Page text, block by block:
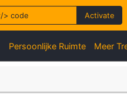
Activate
Persoonlijke Ruimte Meer